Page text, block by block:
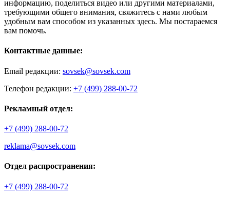
информацию, поделиться видео или другими материалами,
требующими общего внимания, свяжитесь с нами любым
удобным вам способом из указанных здесь. Мы постараемся
вам помочь.
Контактные данные:
Email редакции: sovsek@sovsek.com
Телефон редакции: +7 (499) 288-00-72
Рекламный отдел:
+7 (499) 288-00-72
reklama@sovsek.com
Отдел распространения:
+7 (499) 288-00-72